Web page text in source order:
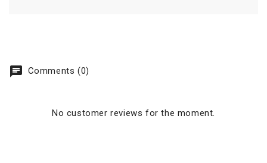
chat Comments (0)
No customer reviews for the moment.